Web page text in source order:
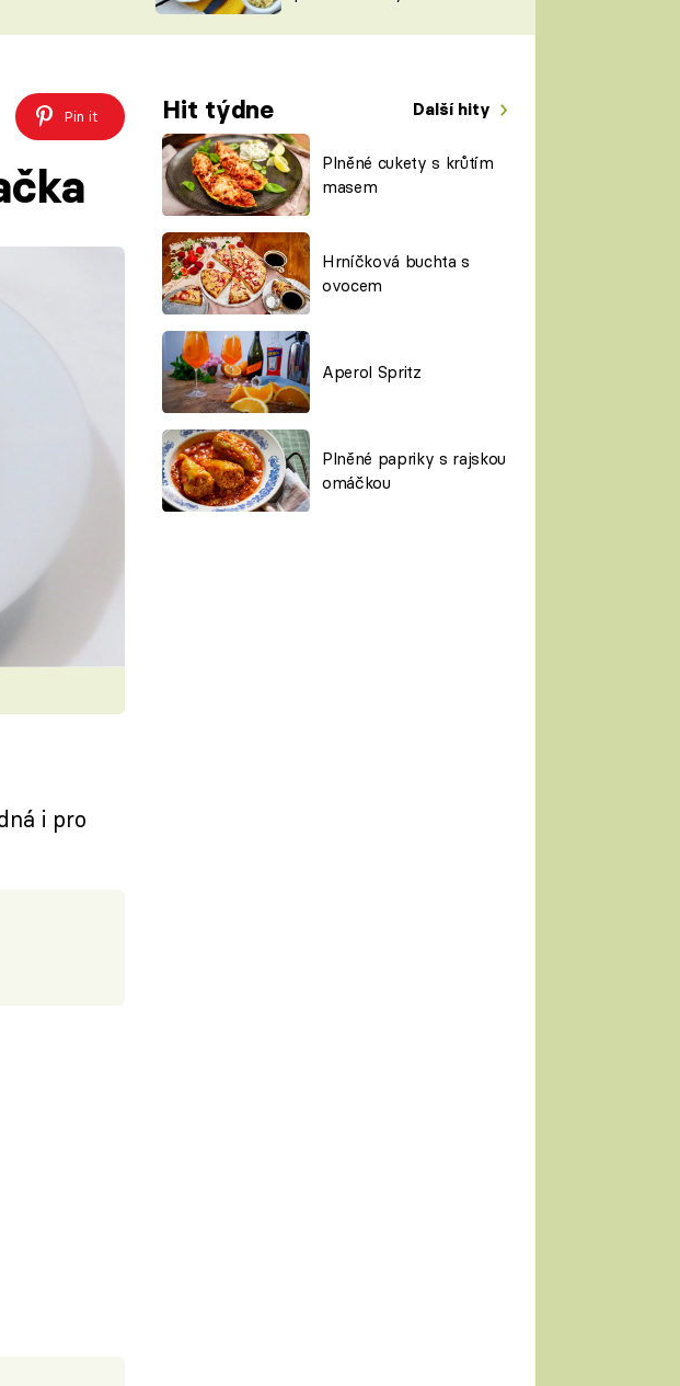
ŠÉFREDAKTORKY
ČASOPIS
Pin it Hit týdne Další hity
Plněné cukety s krůtím
masem
Hrníčková buchta s
ovocem
Aperol Spritz
Plněné papriky s rajskou
omáčkou
i pro